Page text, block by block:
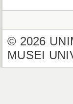
© 2026
MUSEI